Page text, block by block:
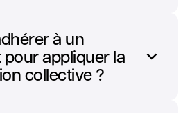
à un
appliquer la
collective ?